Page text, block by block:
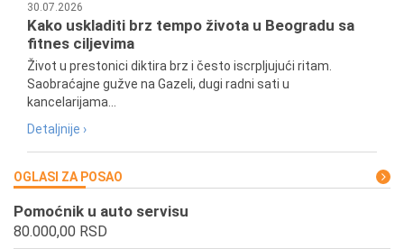
30.07.2026
Kako uskladiti brz tempo života u Beogradu sa
fitnes ciljevima
Život u prestonici diktira brz i često iscrpljujući ritam.
Saobraćajne gužve na Gazeli, dugi radni sati u
kancelarijama...
Detaljnije ›
OGLASI ZA POSAO
Pomoćnik u auto servisu
80.000,00 RSD